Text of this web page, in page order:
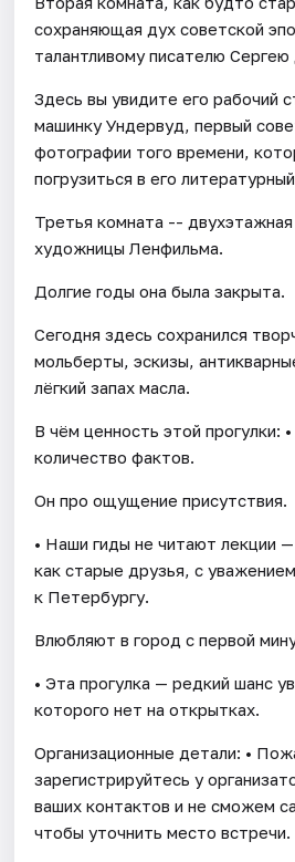
сохраняющая дух советской
талантливому писателю
Здесь вы увидите его рабочий
машинку Ундервуд, первый
фотографии того времени,
погрузиться в его
Третья комната --
художницы Ленфильма.
Долгие годы она была закрыта.
Сегодня здесь сохранился
мольберты, эскизы,
лёгкий запах масла.
В чём ценность этой прогулки:
количество фактов.
Он про ощущение присутствия.
• Наши гиды не читают лекции
как старые друзья, с
к Петербургу.
Влюбляют в город с первой
• Эта прогулка — редкий шанс
которого нет на открытках.
Организационные детали: •
зарегистрируйтесь у
ваших контактов и не сможем
чтобы уточнить место встречи.